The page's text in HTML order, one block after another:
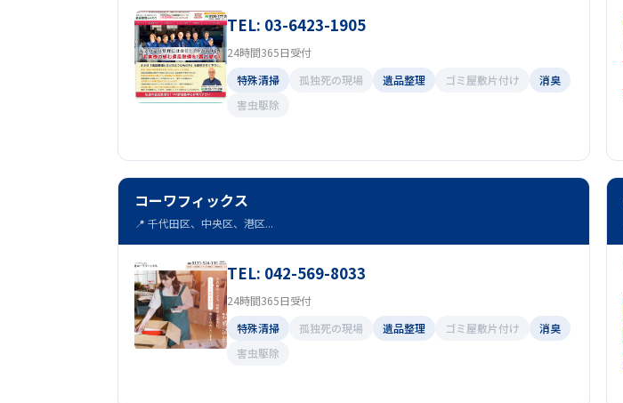
TEL: 03-6423-1905
24時間365日受付
特殊清掃
孤独死の現場 遺品整理 ゴミ屋敷片付け
消臭
害虫駆除
コーワフィックス
📍 千代田区、中央区、港区...
TEL: 042-569-8033
24時間365日受付
特殊清掃
孤独死の現場 遺品整理 ゴミ屋敷片付け
消臭
害虫駆除